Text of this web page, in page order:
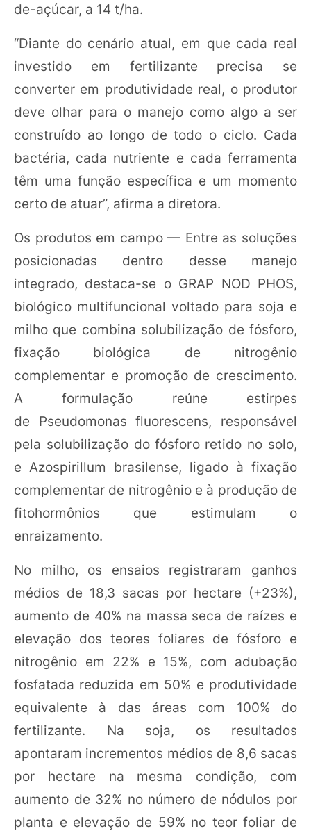
de-açúcar, a 14 t/ha.
“Diante do cenário atual, em que cada real
investido em fertilizante precisa se
converter em produtividade real, o produtor
deve olhar para o manejo como algo a ser
construído ao longo de todo o ciclo. Cada
bactéria, cada nutriente e cada ferramenta
têm uma função específica e um momento
certo de atuar”, afirma a diretora.
Os produtos em campo — Entre as soluções
posicionadas dentro desse manejo
integrado, destaca-se o GRAP NOD PHOS,
biológico multifuncional voltado para soja e
milho que combina solubilização de fósforo,
fixação biológica de nitrogênio
complementar e promoção de crescimento.
A formulação reúne estirpes
de Pseudomonas fluorescens, responsável
pela solubilização do fósforo retido no solo,
e Azospirillum brasilense, ligado à fixação
complementar de nitrogênio e à produção de
fitohormônios que estimulam o
enraizamento.
No milho, os ensaios registraram ganhos
médios de 18,3 sacas por hectare (+23%),
aumento de 40% na massa seca de raízes e
elevação dos teores foliares de fósforo e
nitrogênio em 22% e 15%, com adubação
fosfatada reduzida em 50% e produtividade
equivalente à das áreas com 100% do
fertilizante. Na soja, os resultados
apontaram incrementos médios de 8,6 sacas
por hectare na mesma condição, com
aumento de 32% no número de nódulos por
planta e elevação de 59% no teor foliar de